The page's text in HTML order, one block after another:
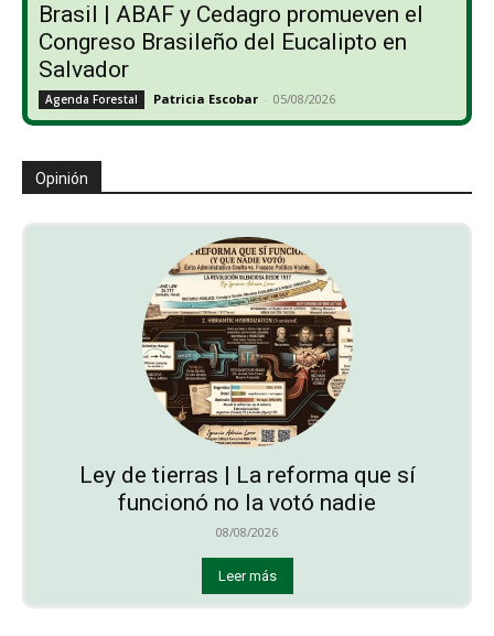
Brasil | ABAF y Cedagro promueven el
Congreso Brasileño del Eucalipto en
Salvador
Agenda Forestal Patricia Escobar - 05/08/2026
Opinión
Ley de tierras | La reforma que sí
funcionó no la votó nadie
08/08/2026
Leer más